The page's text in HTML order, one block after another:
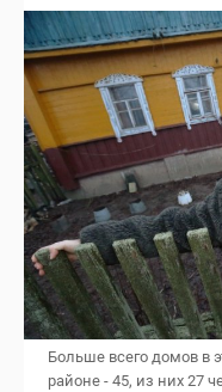
Больше всего домов в
районе - 45, из них 27